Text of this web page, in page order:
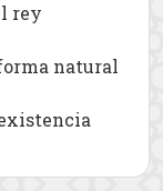
rey
natural